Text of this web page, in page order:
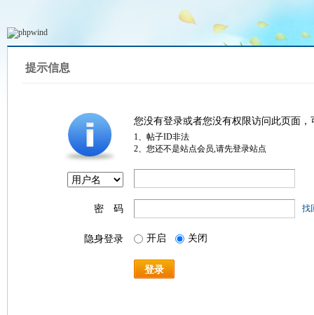
提示信息
您没有登录或者您没有权限访问此页面
1、帖子ID非法
2、您还不是站点会员,请先登录站点
密 码 找
隐身登录 开启 关闭
登录